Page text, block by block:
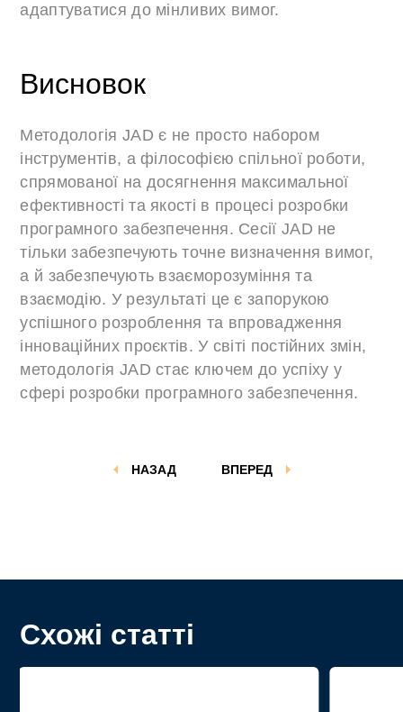
адаптуватися до мінливих вимог.
Висновок
Методологія JAD є не просто набором
інструментів, а філософією спільної роботи,
спрямованої на досягнення максимальної
ефективності та якості в процесі розробки
програмного забезпечення. Сесії JAD не
тільки забезпечують точне визначення вимог,
а й забезпечують взаєморозуміння та
взаємодію. У результаті це є запорукою
успішного розроблення та впровадження
інноваційних проєктів. У світі постійних змін,
методологія JAD стає ключем до успіху у
сфері розробки програмного забезпечення.
ВПЕРЕД
НАЗАД
Схожі статті